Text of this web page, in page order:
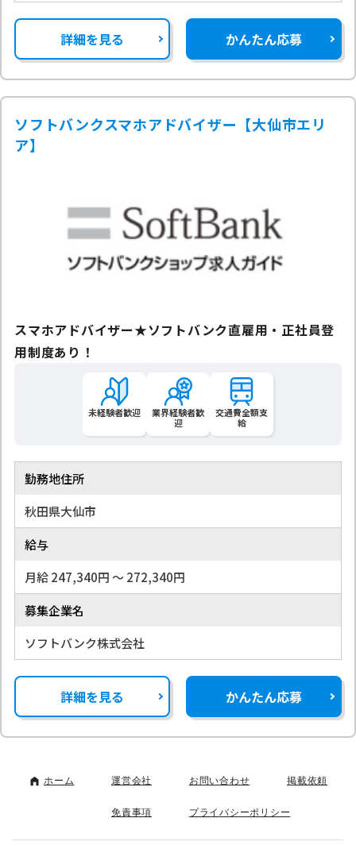
詳細を見る かんたん応募
ソフトバンクスマホアドバイザー【大仙市エリ
ア】
スマホアドバイザー★ソフトバンク直雇用・正社員登
用制度あり！
未経験者歓迎
業界経験者歓
迎
交通費全額支
給
勤務地住所
秋田県大仙市
給与
月給 247,340円 〜 272,340円
募集企業名
ソフトバンク株式会社
詳細を見る かんたん応募
ホーム 運営会社 お問い合わせ 掲載依頼
免責事項 プライバシーポリシー